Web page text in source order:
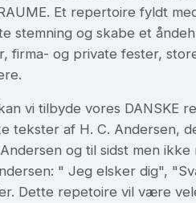
Et repertoire fyldt
stemning og skabe et
firma- og private fester,
vi tilbyde vores DANSKE
tekster af H. C. Andersen,
og til sidst men
" Jeg elsker dig",
Dette repetoire vil være